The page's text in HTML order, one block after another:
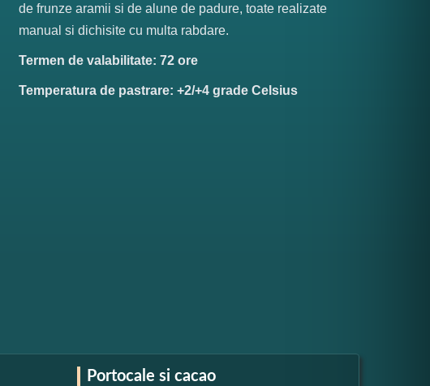
de frunze aramii si de alune de padure, toate realizate
manual si dichisite cu multa rabdare.
Termen de valabilitate: 72 ore
Temperatura de pastrare: +2/+4 grade Celsius
Portocale si cacao